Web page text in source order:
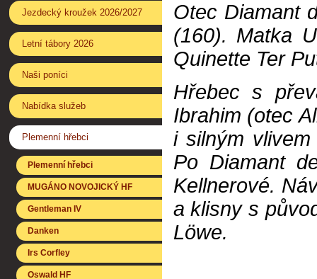
Otec Diamant
(160). Matka
Quinette Ter
Hřebec s
Ibrahim (otec
i silným
Po Diamant
Kellnerové.
a klisny s
Löwe.
Jezdecký kroužek 2026/2027
Letní tábory 2026
Naši poníci
Nabídka služeb
Plemenní hřebci
Plemenní hřebci
MUGÁNO NOVOJICKÝ HF
Gentleman IV
Danken
Irs Corfley
Oswald HF